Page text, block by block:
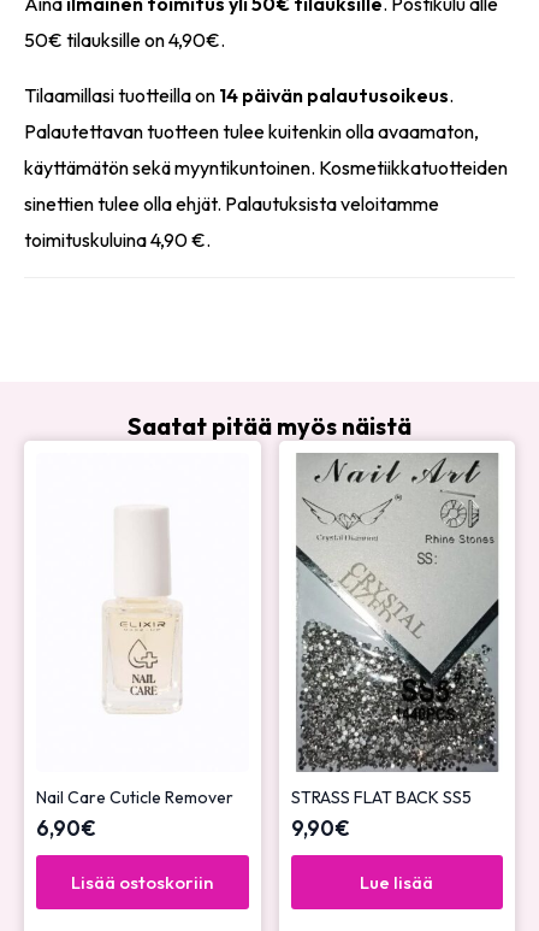
50€ tilauksille on 4,90€.
Tilaamillasi tuotteilla on 14 päivän palautusoikeus.
Palautettavan tuotteen tulee kuitenkin olla avaamaton,
käyttämätön sekä myyntikuntoinen. Kosmetiikkatuotteiden
sinettien tulee olla ehjät. Palautuksista veloitamme
toimituskuluina 4,90 €.
Saatat pitää myös näistä
Nail Care Cuticle Remover
6,90€
Lisää ostoskoriin
STRASS FLAT BACK SS5
9,90€
Lue lisää